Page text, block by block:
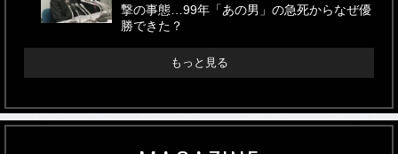
撃の事態…99年「あの男」の急死からなぜ優
勝できた？
もっと見る